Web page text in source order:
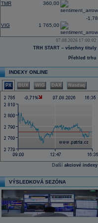
TMR 360,00
VIG 1 765,00
-1,78
07.08.2026 17:00:02
TRH START – všechny tituly
Přehled trhu
INDEXY ONLINE
PX BUX WIG DAX Nasdaq
Další akciové indexy
VÝSLEDKOVÁ SEZÓNA